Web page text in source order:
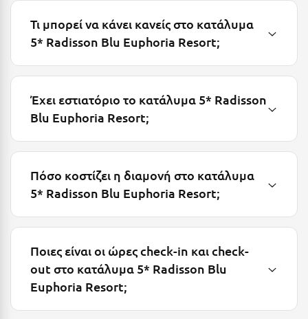
Λήμνος
Λίμνη Πλαστήρα
Λιτόχωρο
Λουτρά Πόζαρ
Λουτρά Υπάτης
Λουτράκι
Λούτσα
Μ
Μάνη
Μαραθώνας Αττικής
Μαρώνεια
Τι μπορεί να κάνει κανείς στο κατάλυμα
5* Radisson Blu Euphoria Resort;
Έχει εστιατόριο το κατάλυμα 5* Radisson
Blu Euphoria Resort;
Πόσο κοστίζει η διαμονή στο κατάλυμα
5* Radisson Blu Euphoria Resort;
Ποιες είναι οι ώρες check-in και check-
out στο κατάλυμα 5* Radisson Blu
Euphoria Resort;